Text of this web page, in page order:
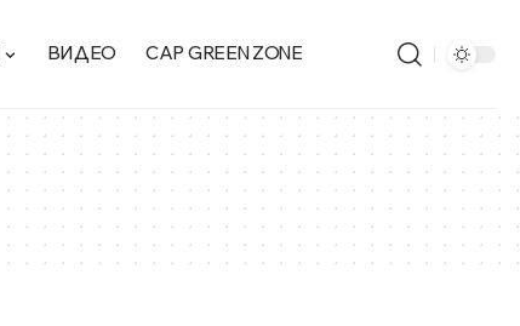
ВИДЕО CAP GREEN ZONE